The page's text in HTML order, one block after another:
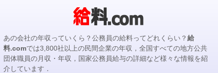
あの会社の年収っていくら？公務員の給料ってどれくらい？給
料.comでは3,800社以上の民間企業の年収，全国すべての地方公共
団体職員の月収・年収，国家公務員給与の詳細など様々な情報を紹
介しています．